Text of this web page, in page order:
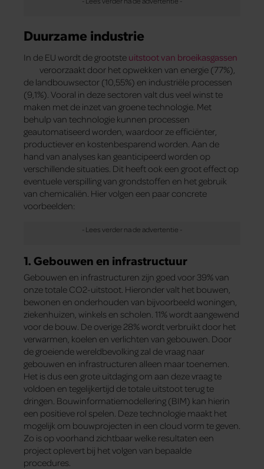
Duurzame industrie
In de EU wordt de grootste uitstoot van broeikasgassen
veroorzaakt door het opwekken van energie (77%),
de landbouwsector (10,55%) en industriële processen
(9,1%). Vooral in deze sectoren valt dus veel winst te
maken met de inzet van groene technologie. Met
behulp van technologie kunnen processen
geautomatiseerd worden, waardoor ze efficiënter,
productiever en kostenbesparend worden. Aan de
hand van analyses kan geanticipeerd worden op
verschillende situaties. Dit heeft ook een groot effect op
eventuele verspilling van grondstoffen en het gebruik
van chemicaliën. Hier volgen een paar concrete
voorbeelden:
1. Gebouwen en infrastructuur
Gebouwen en infrastructuren zijn goed voor 39% van
onze totale CO2-uitstoot. Hieronder valt het bouwen,
bewonen en onderhouden van bijvoorbeeld woningen,
ziekenhuizen, winkels en scholen. 11% wordt aangewend
voor de bouw. De overige 28% wordt verbruikt door het
verwarmen, koelen en verlichten van gebouwen. Door
de groeiende wereldbevolking zal de vraag naar
gebouwen en infrastructuren alleen maar toenemen.
Het is dus een grote uitdaging om aan deze vraag te
voldoen en tegelijkertijd de totale uitstoot terug te
dringen. Bouwinformatiemodellering (BIM) kan hierin
een positieve rol spelen. Deze technologie maakt het
mogelijk om bouwprojecten in een cloud vorm te geven.
Zo is op voorhand zichtbaar welke resultaten een
project oplevert bij het volgen van bepaalde
procedures.